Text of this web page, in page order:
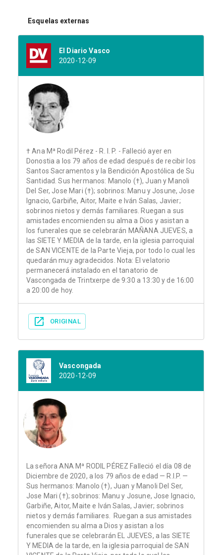
Esquelas externas
El Diario Vasco
2020-12-09
† Ana Mª Rodil Pérez - R. I. P. - Falleció ayer en
Donostia a los 79 años de edad después de recibir los
Santos Sacramentos y la Bendición Apostólica de Su
Santidad. Sus hermanos: Manolo (†), Juan y Manoli
Del Ser, Jose Mari (†); sobrinos: Manu y Josune, Jose
Ignacio, Garbiñe, Aitor, Maite e Iván Salas, Javier;
sobrinos nietos y demás familiares. Ruegan a sus
amistades encomienden su alma a Dios y asistan a
los funerales que se celebrarán MAÑANA JUEVES, a
las SIETE Y MEDIA de la tarde, en la iglesia parroquial
de SAN VICENTE de la Parte Vieja, por todo lo cual les
quedarán muy agradecidos. Nota: El velatorio
permanecerá instalado en el tanatorio de
Vascongada de Trintxerpe de 9:30 a 13:30 y de 16:00
a 20:00 de hoy.
ORIGINAL
Vascongada
2020-12-09
La señora ANA Mª RODIL PÉREZ Falleció el día 08 de
Diciembre de 2020, a los 79 años de edad — R.I.P. —
Sus hermanos: Manolo (†), Juan y Manoli Del Ser,
Jose Mari (†); sobrinos: Manu y Josune, Jose Ignacio,
Garbiñe, Aitor, Maite e Iván Salas, Javier; sobrinos
nietos y demás familiares. Ruegan a sus amistades
encomienden su alma a Dios y asistan a los
funerales que se celebrarán EL JUEVES, a las SIETE
Y MEDIA de la tarde, en la iglesia parroquial de SAN